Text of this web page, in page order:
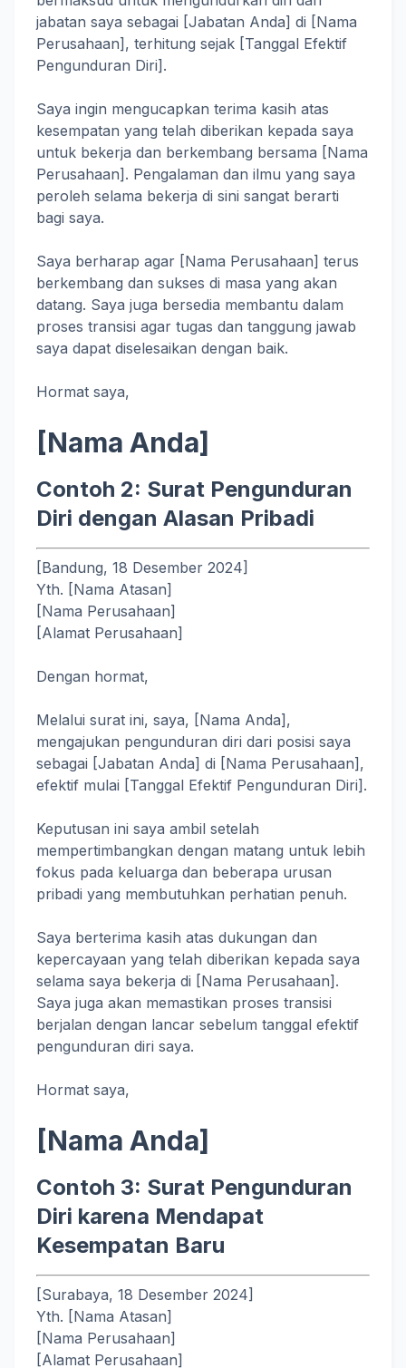
jabatan saya sebagai [Jabatan Anda] di [Nama
Perusahaan], terhitung sejak [Tanggal Efektif
Pengunduran Diri].
Saya ingin mengucapkan terima kasih atas
kesempatan yang telah diberikan kepada saya
untuk bekerja dan berkembang bersama [Nama
Perusahaan]. Pengalaman dan ilmu yang saya
peroleh selama bekerja di sini sangat berarti
bagi saya.
Saya berharap agar [Nama Perusahaan] terus
berkembang dan sukses di masa yang akan
datang. Saya juga bersedia membantu dalam
proses transisi agar tugas dan tanggung jawab
saya dapat diselesaikan dengan baik.
Hormat saya,
[Nama Anda]
Contoh 2: Surat Pengunduran
Diri dengan Alasan Pribadi
[Bandung, 18 Desember 2024]
Yth. [Nama Atasan]
[Nama Perusahaan]
[Alamat Perusahaan]
Dengan hormat,
Melalui surat ini, saya, [Nama Anda],
mengajukan pengunduran diri dari posisi saya
sebagai [Jabatan Anda] di [Nama Perusahaan],
efektif mulai [Tanggal Efektif Pengunduran Diri].
Keputusan ini saya ambil setelah
mempertimbangkan dengan matang untuk lebih
fokus pada keluarga dan beberapa urusan
pribadi yang membutuhkan perhatian penuh.
Saya berterima kasih atas dukungan dan
kepercayaan yang telah diberikan kepada saya
selama saya bekerja di [Nama Perusahaan].
Saya juga akan memastikan proses transisi
berjalan dengan lancar sebelum tanggal efektif
pengunduran diri saya.
Hormat saya,
[Nama Anda]
Contoh 3: Surat Pengunduran
Diri karena Mendapat
Kesempatan Baru
[Surabaya, 18 Desember 2024]
Yth. [Nama Atasan]
[Nama Perusahaan]
[Alamat Perusahaan]